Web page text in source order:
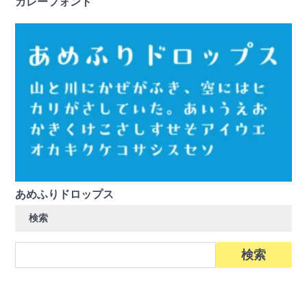
あめふりドロップス
検索